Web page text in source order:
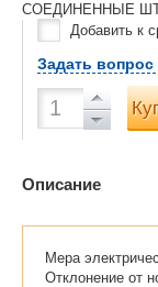
СОЕДИНЕННЫЕ
Добавить к
Задать вопрос
Описание
Мера
Отклонение от